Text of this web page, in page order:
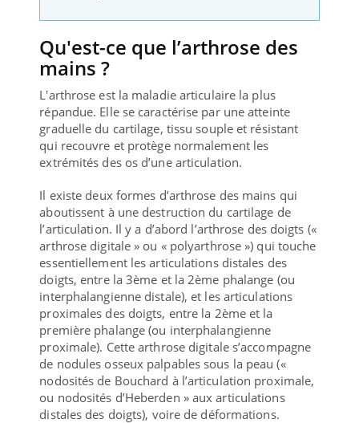
Qu'est-ce que l’arthrose des
mains ?
L'arthrose est la maladie articulaire la plus
répandue. Elle se caractérise par une atteinte
graduelle du cartilage, tissu souple et résistant
qui recouvre et protège normalement les
extrémités des os d’une articulation.
Il existe deux formes d’arthrose des mains qui
aboutissent à une destruction du cartilage de
l’articulation. Il y a d’abord l’arthrose des doigts («
arthrose digitale » ou « polyarthrose ») qui touche
essentiellement les articulations distales des
doigts, entre la 3ème et la 2ème phalange (ou
interphalangienne distale), et les articulations
proximales des doigts, entre la 2ème et la
première phalange (ou interphalangienne
proximale). Cette arthrose digitale s’accompagne
de nodules osseux palpables sous la peau («
nodosités de Bouchard à l’articulation proximale,
ou nodosités d’Heberden » aux articulations
distales des doigts), voire de déformations.